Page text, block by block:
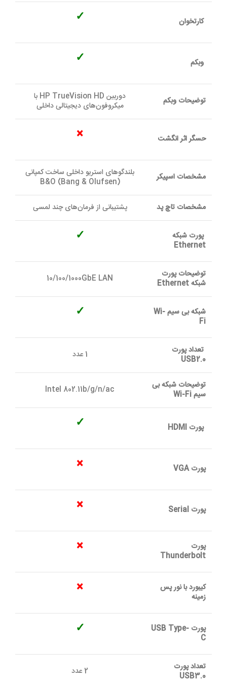
کارتخوان ✓
وبکم ✓
توضیحات وبکم دوربین HP TrueVision HD با
میکروفون‌های دیجیتالی داخلی
حسگر اثر انگشت ×
مشخصات اسپیکر بلندگوهای استریو داخلی ساخت کمپانی
B&O (Bang & Olufsen)
مشخصات تاچ پد پشتیبانی از فرمان‌های چند لمسی
پورت شبکه
Ethernet
✓
توضیحات پورت
شبکه Ethernet 10/100/1000GbE LAN
شبکه بی سیم Wi-
Fi
✓
تعداد پورت
USB2.0 1 عدد
توضیحات شبکه بی
سیم Wi-Fi Intel 802.11b/g/n/ac
پورت HDMI
✓
پورت VGA ×
پورت Serial ×
پورت
Thunderbolt
×
کیبورد با نور پس
زمینه
×
پورت USB Type-
C
✓
تعداد پورت
USB3.0 2 عدد